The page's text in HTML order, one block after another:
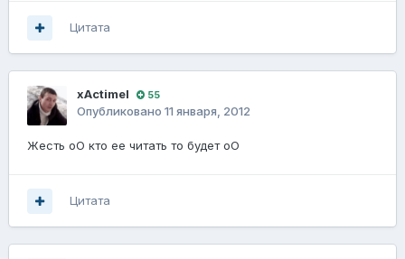
Цитата
xActimel 55
Опубликовано 11 января, 2012
Жесть оО кто ее читать то будет оО
Цитата